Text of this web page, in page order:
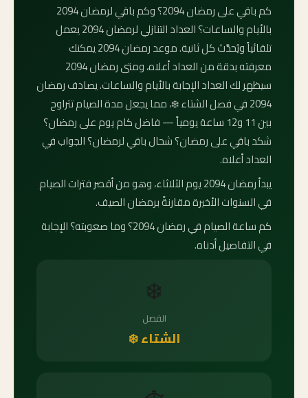
كم باقي على رمضان 2094؟ وكم باقي لرمضان 2094
بالأيام والساعات؟ العداد التنازلي لرمضان 2094 يعمل
تلقائياً ويُحدَّث كل ثانية. موعد رمضان 2094 يمكنك
معرفته بدقة من العداد أعلاه، ومتى رمضان 2094
سيظهر لك العداد الإجابة بالأيام والساعات. يصادف رمضان
2094 في فصل الشتاء ❄️، مما يجعل مدة الصيام تتراوح
بين 11 و12 ساعة يومياً — فاضل كام يوم على رمضان؟
شكد باقي على رمضان؟ شحال باقي لرمضان؟ الجواب في
العداد أعلاه.
يبدأ رمضان 2094 يوم الثلاثاء، وهو من أقصر فترات الصيام
في السنوات الأخيرة مقارنةً برمضان الصيف.
كم ساعة الصيام في رمضان 2094؟ وما صعوبته؟ الإجابة
في التفاصيل أدناه.
❄️
الفصل
الشتاء ❄️